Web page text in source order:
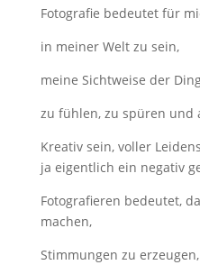
Fotografie bedeutet für
in meiner Welt zu sein,
meine Sichtweise der
zu fühlen, zu spüren und
Kreativ sein, voller
ja eigentlich ein negativ
Fotografieren bedeutet,
machen,
Stimmungen zu erzeugen,